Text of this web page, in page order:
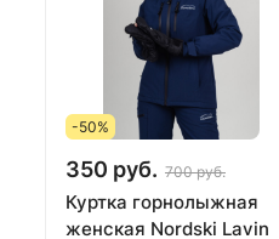
-50%
350 руб. 700 руб.
Куртка горнолыжная
женская Nordski Lavin